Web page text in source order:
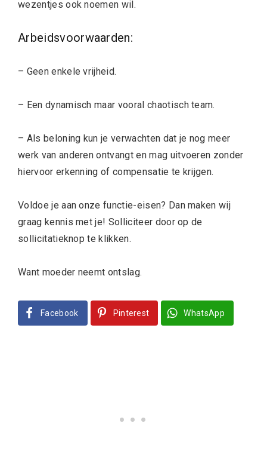
wezentjes ook noemen wil.
Arbeidsvoorwaarden:
– Geen enkele vrijheid.
– Een dynamisch maar vooral chaotisch team.
– Als beloning kun je verwachten dat je nog meer
werk van anderen ontvangt en mag uitvoeren zonder
hiervoor erkenning of compensatie te krijgen.
Voldoe je aan onze functie-eisen? Dan maken wij
graag kennis met je! Solliciteer door op de
sollicitatieknop te klikken.
Want moeder neemt ontslag.
Facebook Pinterest WhatsApp